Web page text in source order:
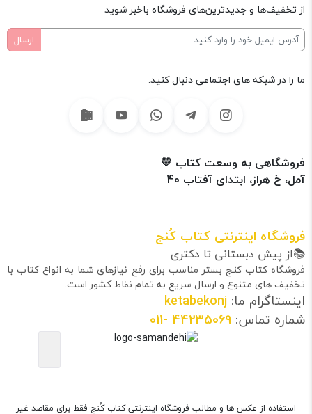
از تخفیف‌ها و جدیدترین‌های فروشگاه باخبر شوید
ما را در شبکه های اجتماعی دنبال کنید.
فروشگاهی به وسعت کتاب 💛
آمل، خ هراز، ابتدای آفتاب 40
فروشگاه اینترنتی کتاب کُنج
📚از پیش دبستانی تا دکتری
فروشگاه کتاب کنج بستر مناسب برای رفع نیازهای شما به انواع کتاب با
تخفیف های متنوع و ارسال سریع به تمام نقاط کشور است.
اینستاگرام ما: ketabekonj
شماره تماس: 44235069
-011
استفاده از عکس ها و مطالب فروشگاه اینترنتی کتاب کُنج فقط برای مقاصد غیر